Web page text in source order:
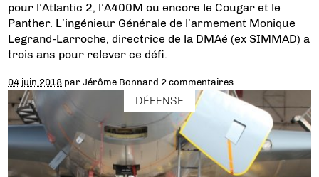
pour l’Atlantic 2, l’A400M ou encore le Cougar et le
Panther. L’ingénieur Générale de l’armement Monique
Legrand-Larroche, directrice de la DMAé (ex SIMMAD) a
trois ans pour relever ce défi.
04 juin 2018 parJérôme Bonnard 2 commentaires
DÉFENSE